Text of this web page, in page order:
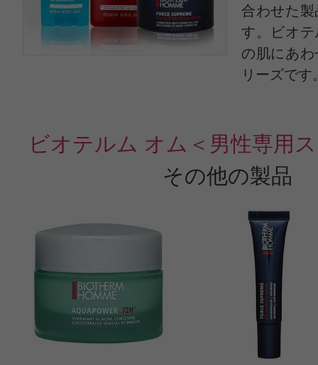
合わせた
す。ビオ
の肌にあ
リーズです
ビオテルム オム＜男性専用
その他の製品